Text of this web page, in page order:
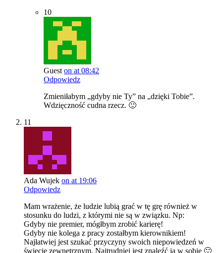
10
Guest on at 08:42
Odpowiedz
Zmieniłabym „gdyby nie Ty” na „dzięki Tobie”.
Wdzięczność cudna rzecz. 🙂
11
Ada Wujek on at 19:06
Odpowiedz
Mam wrażenie, że ludzie lubią grać w tę grę również w
stosunku do ludzi, z którymi nie są w związku. Np:
Gdyby nie premier, mógłbym zrobić karierę!
Gdyby nie kolega z pracy zostałbym kierownikiem!
Najłatwiej jest szukać przyczyny swoich niepowiedzeń w
świecie zewnętrznym. Najtrudniej jest znaleźć ją w sobie 🙂